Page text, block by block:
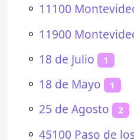
⚬ 11100
⚬ 11900
⚬ 18 de Julio 1
⚬ 18 de Mayo 1
⚬ 25 de Agosto 2
⚬ 45100 Paso de